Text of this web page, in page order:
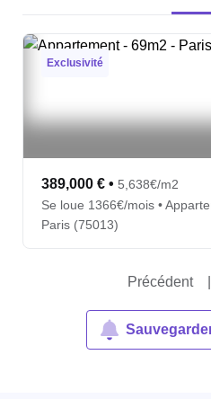
Exclusivité
389,000 € • 5,638€/m2
Se loue 1366€/mois •
Paris (75013)
Précédent